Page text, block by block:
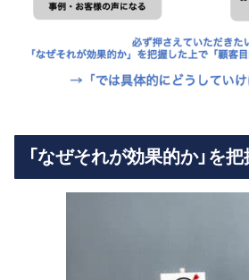
「なぜそれが効果的か」を